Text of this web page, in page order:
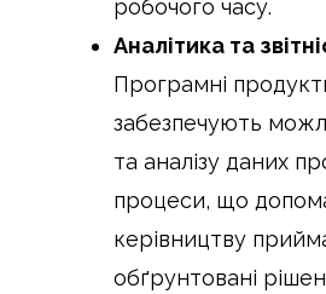
робочого часу.
Аналітика та
Програмні
забезпечують
та аналізу даних
процеси, що
керівництву
обґрунтовані